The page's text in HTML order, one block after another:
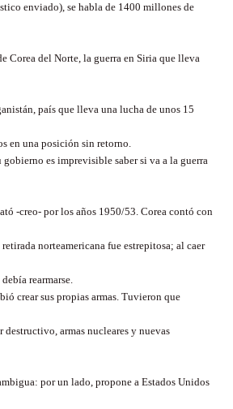
enviado), se habla de 1400 millones de
Corea del Norte, la guerra en Siria que lleva
país que lleva una lucha de unos 15
en una posición sin retorno.
es imprevisible saber si va a la guerra
-creo- por los años 1950/53. Corea contó con
norteamericana fue estrepitosa; al caer
rearmarse.
crear sus propias armas. Tuvieron que
destructivo, armas nucleares y nuevas
por un lado, propone a Estados Unidos